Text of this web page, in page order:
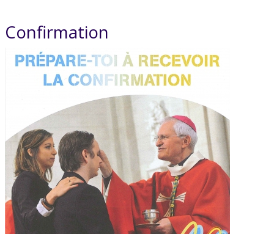
Confirmation